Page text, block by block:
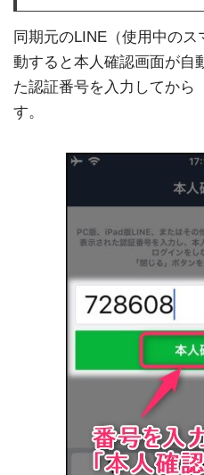
同期元のLINE（使用中の
動すると本人確認画面が自
た認証番号を入力してから
す。